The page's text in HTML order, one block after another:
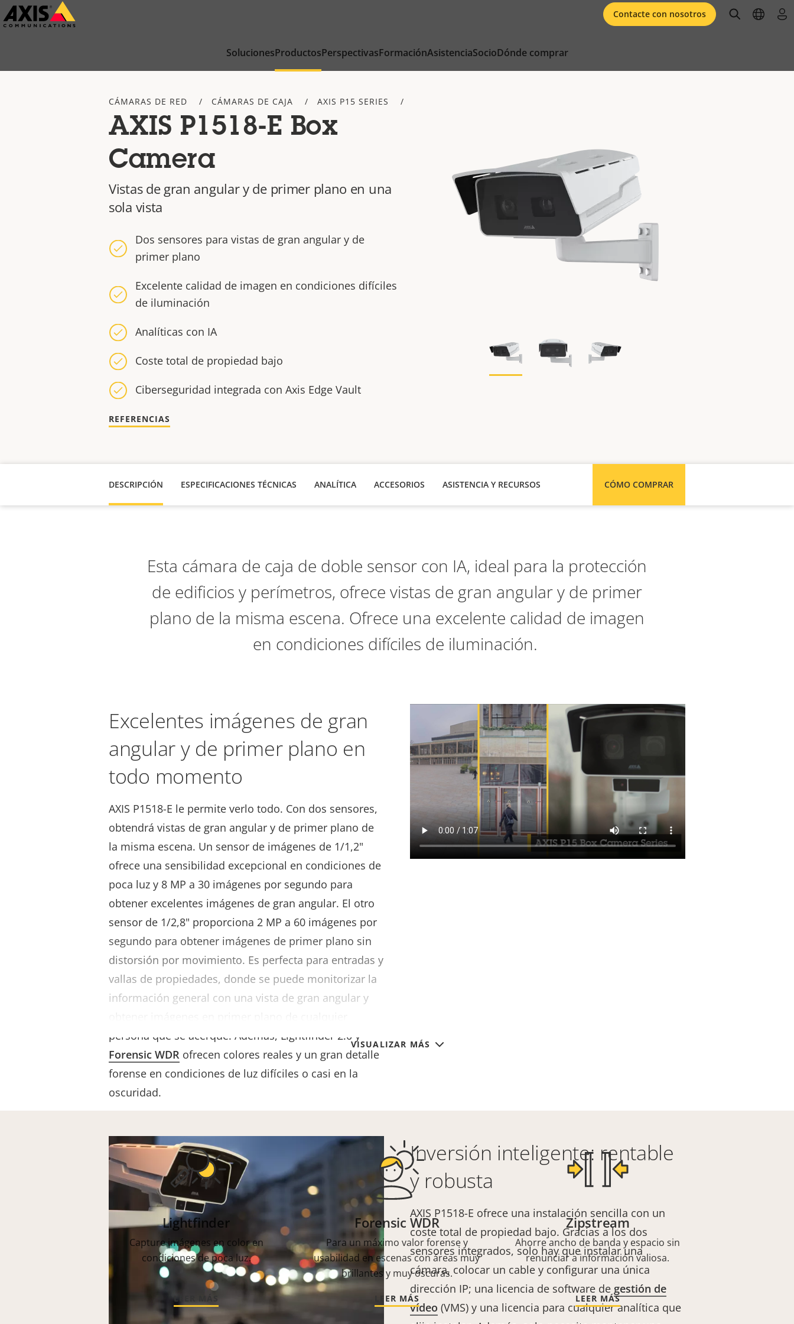
Saltar
al
SolucionesProductosPerspectivasFormaciónAsistenciaSocioDónde comprar
Contacte con nosotros openopen
CÁMARAS DE RED CÁMARAS DE CAJA AXIS P15 SERIES
AXIS P1518-E Box
Camera
Vistas de gran angular y de primer plano en una
sola vista
Dos sensores para vistas de gran angular y de
primer plano
Excelente calidad de imagen en condiciones difíciles
de iluminación
Analíticas con IA
Coste total de propiedad bajo
Ciberseguridad integrada con Axis Edge Vault
REFERENCIAS
DESCRIPCIÓN ESPECIFICACIONES TÉCNICAS ANALÍTICA ACCESORIOS CÓMO COMPRAR
ASISTENCIA Y RECURSOS
VISUALIZAR MÁS
Esta cámara de caja de doble sensor con IA, ideal para la protección
de edificios y perímetros, ofrece vistas de gran angular y de primer
plano de la misma escena. Ofrece una excelente calidad de imagen
en condiciones difíciles de iluminación.
Excelentes imágenes de gran
angular y de primer plano en
todo momento
AXIS P1518-E le permite verlo todo. Con dos sensores,
obtendrá vistas de gran angular y de primer plano de
la misma escena. Un sensor de imágenes de 1/1,2"
ofrece una sensibilidad excepcional en condiciones de
poca luz y 8 MP a 30 imágenes por segundo para
obtener excelentes imágenes de gran angular. El otro
sensor de 1/2,8" proporciona 2 MP a 60 imágenes por
segundo para obtener imágenes de primer plano sin
distorsión por movimiento. Es perfecta para entradas y
vallas de propiedades, donde se puede monitorizar la
información general con una vista de gran angular y
persona que se acerque. Además, Lightfinder 2.0 y
Forensic WDR ofrecen colores reales y un gran detalle
forense en condiciones de luz difíciles o casi en la
oscuridad.
Inversión inteligente: rentable
y robusta
AXIS P1518-E ofrece una instalación sencilla con un
coste total de propiedad bajo. Gracias a los dos
sensores integrados, solo hay que instalar una
cámara, colocar un cable y configurar una única
dirección IP; una licencia de software de gestión de
vídeo (VMS) y una licencia para cualquier analítica que
Lightfinder
Capture imágenes en color en
condiciones de poca luz.
LEER MÁS
Forensic WDR
Para un máximo valor forense y
usabilidad en escenas con áreas muy
brillantes y muy oscuras.
LEER MÁS
Zipstream
Ahorre ancho de banda y espacio sin
renunciar a información valiosa.
LEER MÁS